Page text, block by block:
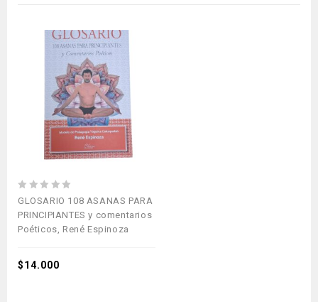
0
GLOSARIO 108 ASANAS PARA
PRINCIPIANTES y comentarios
Poéticos, René Espinoza
$14.000